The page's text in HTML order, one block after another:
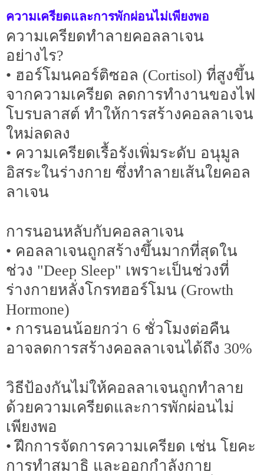
ความเครียดและการพักผ่อนไม่เพียงพอ
ความเครียดทำลายคอลลาเจน
อย่างไร?
• ฮอร์โมนคอร์ติซอล (Cortisol) ที่สูงขึ้น
จากความเครียด ลดการทำงานของไฟ
โบรบลาสต์ ทำให้การสร้างคอลลาเจน
ใหม่ลดลง
• ความเครียดเรื้อรังเพิ่มระดับ อนุมูล
อิสระในร่างกาย ซึ่งทำลายเส้นใยคอล
ลาเจน
การนอนหลับกับคอลลาเจน
• คอลลาเจนถูกสร้างขึ้นมากที่สุดใน
ช่วง "Deep Sleep" เพราะเป็นช่วงที่
ร่างกายหลั่งโกรทฮอร์โมน (Growth
Hormone)
• การนอนน้อยกว่า 6 ชั่วโมงต่อคืน
อาจลดการสร้างคอลลาเจนได้ถึง 30%
วิธีป้องกันไม่ให้คอลลาเจนถูกทำลาย
ด้วยความเครียดและการพักผ่อนไม่
เพียงพอ
• ฝึกการจัดการความเครียด เช่น โยคะ
การทำสมาธิ และออกกำลังกาย